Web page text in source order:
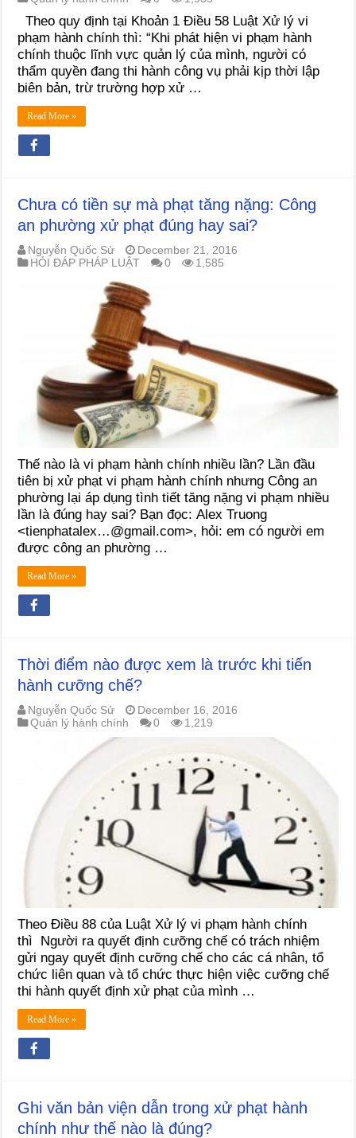
Theo quy định tại Khoản 1 Điều 58 Luật Xử lý vi
phạm hành chính thì: “Khi phát hiện vi phạm hành
chính thuộc lĩnh vực quản lý của mình, người có
thẩm quyền đang thi hành công vụ phải kịp thời lập
biên bản, trừ trường hợp xử …
Read More »
Chưa có tiền sự mà phạt tăng nặng: Công
an phường xử phạt đúng hay sai?
Nguyễn Quốc Sử
December 21, 2016
HỎI ĐÁP PHÁP LUẬT
0 1,585
Thế nào là vi phạm hành chính nhiều lần? Lần đầu
tiên bị xử phạt vi phạm hành chính nhưng Công an
phường lại áp dụng tình tiết tăng nặng vi phạm nhiều
lần là đúng hay sai? Bạn đọc: Alex Truong
<tienphatalex…@gmail.com>, hỏi: em có người em
được công an phường …
Read More »
Thời điểm nào được xem là trước khi tiến
hành cưỡng chế?
Nguyễn Quốc Sử
December 16, 2016
Quản lý hành chính
0 1,219
Theo Điều 88 của Luật Xử lý vi phạm hành chính
thì Người ra quyết định cưỡng chế có trách nhiệm
gửi ngay quyết định cưỡng chế cho các cá nhân, tổ
chức liên quan và tổ chức thực hiện việc cưỡng chế
thi hành quyết định xử phạt của mình …
Read More »
Ghi văn bản viện dẫn trong xử phạt hành
chính như thế nào là đúng?